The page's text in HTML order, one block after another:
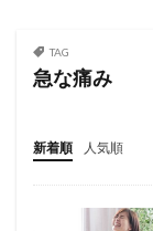
TAG
急な痛み
新着順 人気順